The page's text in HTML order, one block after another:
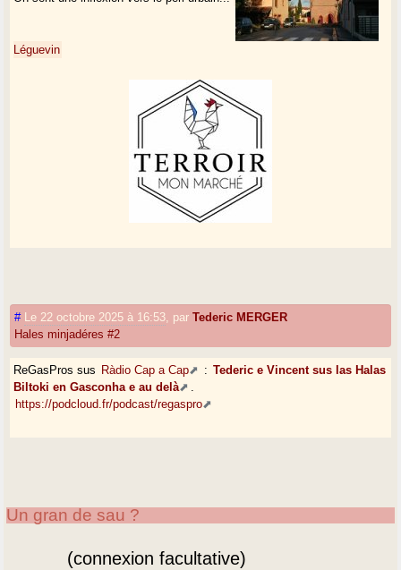
Léguevin
# Le 22 octobre 2025 à 16:53, parTederic MERGER
Hales minjadéres #2
ReGasPros sus Ràdio Cap a Cap : Tederic e Vincent sus las Halas
Biltoki en Gasconha e au delà
.
https://podcloud.fr/podcast/regaspro
Un gran de sau ?
(connexion facultative)